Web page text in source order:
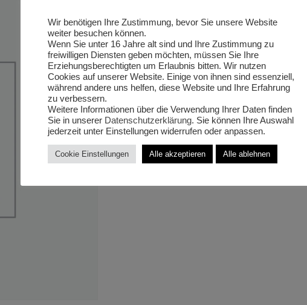
Zwiebel
Narzissus
T9/15cm
€1,40
Wir benötigen Ihre Zustimmung, bevor Sie unsere Website
weiter besuchen können.
Wenn Sie unter 16 Jahre alt sind und Ihre Zustimmung zu
freiwilligen Diensten geben möchten, müssen Sie Ihre
Erziehungsberechtigten um Erlaubnis bitten. Wir nutzen
Cookies auf unserer Website. Einige von ihnen sind essenziell,
während andere uns helfen, diese Website und Ihre Erfahrung
zu verbessern.
Weitere Informationen über die Verwendung Ihrer Daten finden
Sie in unserer Datenschutzerklärung. Sie können Ihre Auswahl
jederzeit unter Einstellungen widerrufen oder anpassen.
Cookie Einstellungen Alle akzeptieren Alle ablehnen